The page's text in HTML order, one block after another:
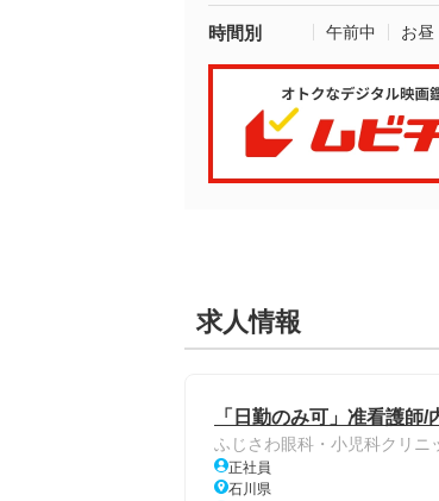
時間別 午前中 お昼
求人情報
「日勤のみ可」准看護師
ふじさわ眼科・小児科クリニ
正社員
石川県